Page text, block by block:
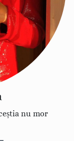
nu mor